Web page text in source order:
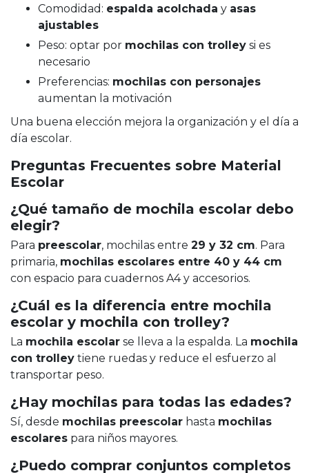
Comodidad: espalda acolchada y asas
ajustables
Peso: optar por mochilas con trolley si es
necesario
Preferencias: mochilas con personajes
aumentan la motivación
Una buena elección mejora la organización y el día a
día escolar.
Preguntas Frecuentes sobre Material
Escolar
¿Qué tamaño de mochila escolar debo
elegir?
Para preescolar, mochilas entre 29 y 32 cm. Para
primaria, mochilas escolares entre 40 y 44 cm
con espacio para cuadernos A4 y accesorios.
¿Cuál es la diferencia entre mochila
escolar y mochila con trolley?
La mochila escolar se lleva a la espalda. La mochila
con trolley tiene ruedas y reduce el esfuerzo al
transportar peso.
¿Hay mochilas para todas las edades?
Sí, desde mochilas preescolar hasta mochilas
escolares para niños mayores.
¿Puedo comprar conjuntos completos